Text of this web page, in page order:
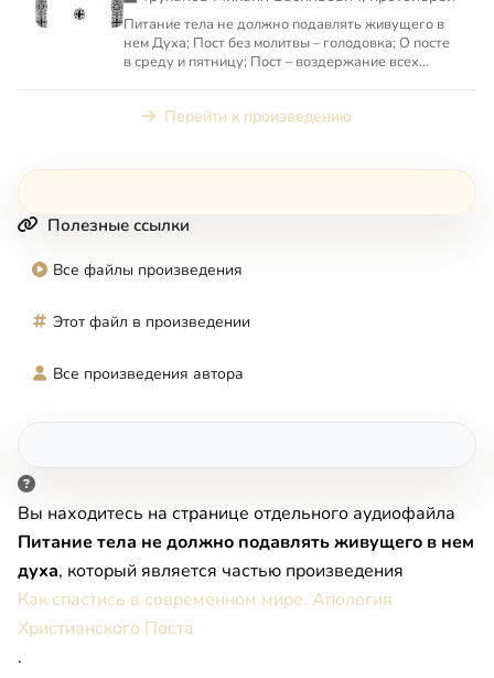
Питание тела не должно подавлять живущего в
нем Духа; Пост без молитвы – голодовка; О посте
в среду и пятницу; Пост – воздержание всех
Перейти к произведению
Полезные ссылки
Все файлы произведения
Этот файл в произведении
Все произведения автора
Вы находитесь на странице отдельного аудиофайла
Питание тела не должно подавлять живущего в нем
духа, который является частью произведения
Как спастись в современном мире. Апология
Христианского Поста
.